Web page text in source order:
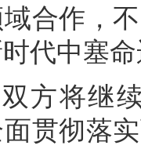
合作，
代中塞
方将继
面贯彻落